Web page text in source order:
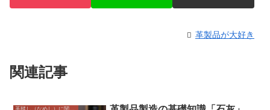
革製品が大好き
関連記事